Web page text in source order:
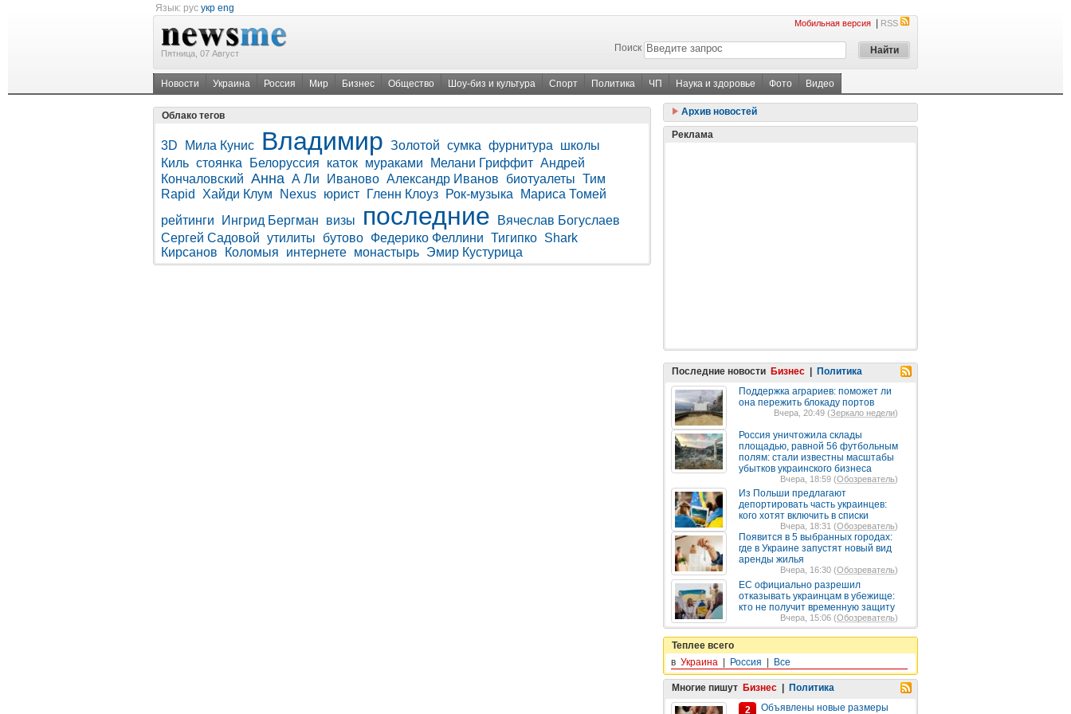
Язык: рус укр eng
Пятница, 07 Август
Мобильная версия RSS
Поиск
Новости Украина Россия Мир Бизнес Общество Шоу-биз и культура Спорт Политика ЧП Наука и здоровье Фото Видео
Облако тегов
3D Мила Кунис Владимир Золотой сумка фурнитура
школы
Киль стоянка Белоруссия каток мураками Мелани Гриффит Андрей
Кончаловский Анна А Ли Иваново Александр Иванов биотуалеты Тим
Rapid
Хайди Клум Nexus юрист Гленн Клоуз Рок-музыка
Мариса Томей
рейтинги
Ингрид Бергман визы последние
Вячеслав Богуслаев
Сергей Садовой утилиты бутово Федерико Феллини Тигипко Shark
Кирсанов
Коломыя интернете монастырь Эмир Кустурица
Архив новостей
Реклама
Последние новости Бизнес
Политика
Поддержка аграриев: поможет ли
она пережить блокаду портов
Вчера, 20:49 (Зеркало недели)
Россия уничтожила склады
площадью, равной 56 футбольным
полям: стали известны масштабы
убытков украинского бизнеса
Вчера, 18:59 (Обозреватель)
Из Польши предлагают
депортировать часть украинцев:
кого хотят включить в списки
Вчера, 18:31 (Обозреватель)
Появится в 5 выбранных городах:
где в Украине запустят новый вид
аренды жилья
Вчера, 16:30 (Обозреватель)
ЕС официально разрешил
отказывать украинцам в убежище:
кто не получит временную защиту
Вчера, 15:06 (Обозреватель)
Теплее всего
в Украина Россия Все
Многие пишут Бизнес
Политика
2
Объявлены новые размеры